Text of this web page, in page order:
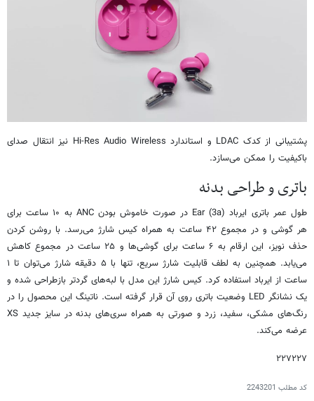
پشتیبانی از کدک LDAC و استاندارد Hi-Res Audio Wireless نیز انتقال صدای
باکیفیت را ممکن می‌سازد.
باتری و طراحی بدنه
طول عمر باتری ایرباد Ear (3a) در صورت خاموش بودن ANC به ۱۰ ساعت برای
هر گوشی و در مجموع ۴۲ ساعت به همراه کیس شارژ می‌رسد. با روشن کردن
حذف نویز، این ارقام به ۶ ساعت برای گوشی‌ها و ۲۵ ساعت در مجموع کاهش
می‌یابد. همچنین به لطف قابلیت شارژ سریع، تنها با ۵ دقیقه شارژ می‌توان تا ۱
ساعت از ایرباد استفاده کرد. کیس شارژ این مدل با لبه‌های گردتر بازطراحی شده و
یک نشانگر LED وضعیت باتری روی آن قرار گرفته است. ناتینگ این محصول را در
رنگ‌های مشکی، سفید، زرد و صورتی به همراه سری‌های بدنه در سایز جدید XS
عرضه می‌کند.
۲۲۷۲۲۷
کد مطلب 2243201